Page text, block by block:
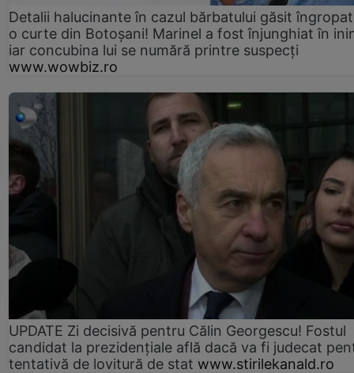
Detalii halucinante în cazul bărbatului găsit
o curte din Botoșani! Marinel a fost înjunghiat în
iar concubina lui se numără printre suspecți
www.wowbiz.ro
UPDATE Zi decisivă pentru Călin Georgescu! Fostul
candidat la prezidențiale află dacă va fi judecat
tentativă de lovitură de stat www.stirilekanald.ro